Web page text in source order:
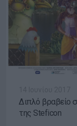
Διπλό βραβείο
της Steficon